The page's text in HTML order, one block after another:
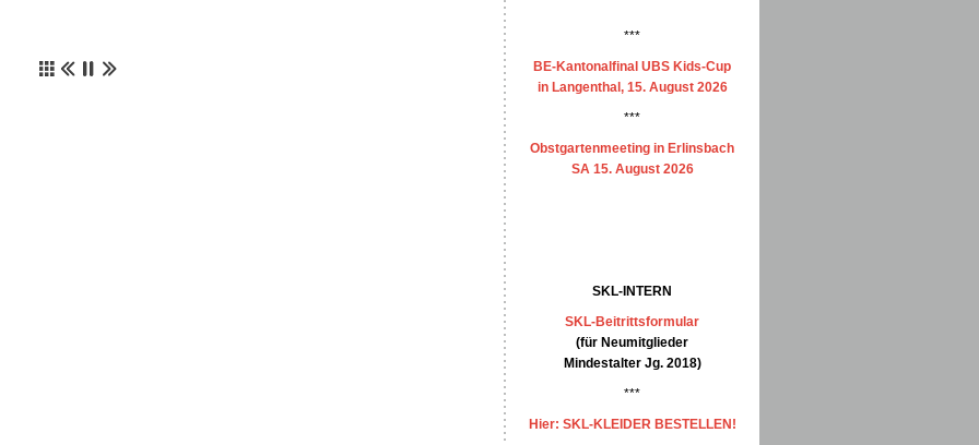
***
BE-Kantonalfinal UBS Kids-Cup
in Langenthal, 15. August 2026
***
Obstgartenmeeting in Erlinsbach
SA 15. August 2026
SKL-INTERN
SKL-Beitrittsformular
(für Neumitglieder
Mindestalter Jg. 2018)
***
Hier: SKL-KLEIDER BESTELLEN!